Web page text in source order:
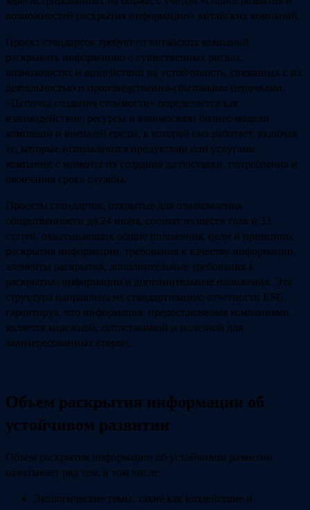
возможностей раскрытия информации» китайских компаний.
Проект стандартов требует от китайских компаний
раскрывать информацию о существенных рисках,
возможностях и воздействии на устойчивость, связанных с их
деятельностью и производственно-сбытовыми цепочками.
«Цепочка создания стоимости» определяется как
взаимодействие, ресурсы и взаимосвязи бизнес-модели
компании и внешней среды, в которой она работает, включая
те, которые используются продуктами или услугами
компании с момента их создания до поставки, потребления и
окончания срока службы.
Проекты стандартов, открытые для ознакомления
общественности до 24 июня, состоят из шести глав и 33
статей, охватывающих общие положения, цели и принципы
раскрытия информации, требования к качеству информации,
элементы раскрытия, дополнительные требования к
раскрытию информации и дополнительные положения. Эта
структура направлена на стандартизацию отчетности ESG,
гарантируя, что информация, предоставляемая компаниями,
является надежной, сопоставимой и полезной для
заинтересованных сторон.
Объем раскрытия информации об
устойчивом развитии
Объем раскрытия информации об устойчивом развитии
охватывает ряд тем, в том числе:
Экологические темы, такие как воздействие и